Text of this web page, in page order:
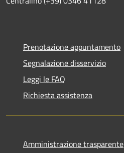
Prenotazione appuntamento
Segnalazione disservizio
Leggi le FAQ
Richiesta assistenza
Amministrazione trasparente